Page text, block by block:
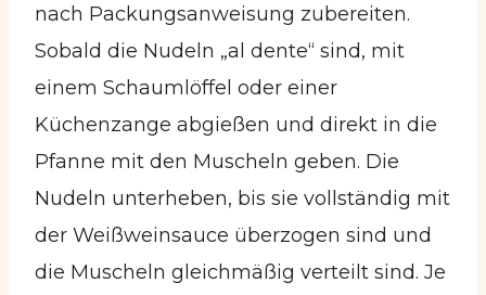
nach Packungsanweisung zubereiten.
Sobald die Nudeln „al dente“ sind, mit
einem Schaumlöffel oder einer
Küchenzange abgießen und direkt in die
Pfanne mit den Muscheln geben. Die
Nudeln unterheben, bis sie vollständig mit
der Weißweinsauce überzogen sind und
die Muscheln gleichmäßig verteilt sind. Je